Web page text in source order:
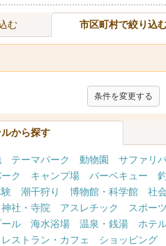
む 市区町村で絞り込
条件を変更する
から探す
テーマパーク 動物園 サファリ
ク
キャンプ場 バーベキュー
潮干狩り 博物館・科学館 社
神社・寺院 アスレチック スポー
ル 海水浴場 温泉・銭湯 ホテ
レストラン・カフェ ショッピング